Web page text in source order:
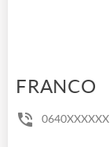
FRANCO
0640XXXXXX